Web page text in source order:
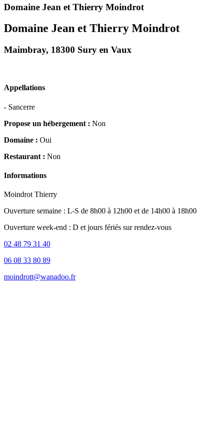
Domaine Jean et Thierry Moindrot
Domaine Jean et Thierry Moindrot
Maimbray, 18300 Sury en Vaux
Appellations
- Sancerre
Propose un hébergement : Non
Domaine : Oui
Restaurant : Non
Informations
Moindrot Thierry
Ouverture semaine : L-S de 8h00 à 12h00 et de 14h00 à 18h00
Ouverture week-end : D et jours fériés sur rendez-vous
02 48 79 31 40
06 08 33 80 89
moindrott@wanadoo.fr